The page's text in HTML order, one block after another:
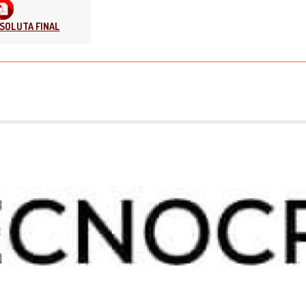
FINAL